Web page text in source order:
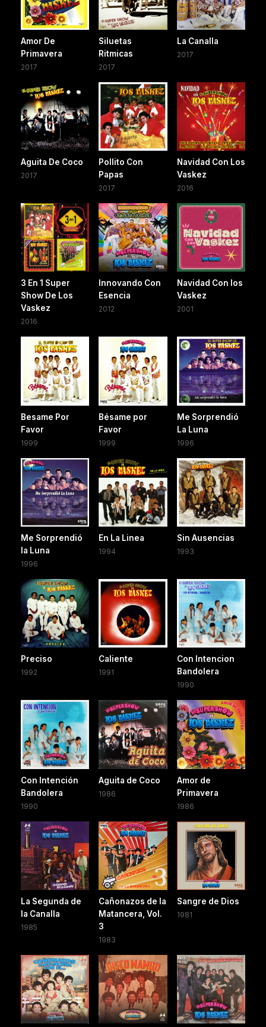
Amor De
Primavera
2017
Siluetas
Ritmicas
2017
La Canalla
2017
Aguita De Coco
2017
Pollito Con
Papas
2017
Navidad Con Los
Vaskez
2016
3 En 1 Super
Show De Los
Vaskez
2016
Innovando Con
Esencia
2012
Navidad Con los
Vaskez
2001
Besame Por
Favor
1999
Bésame por
Favor
1999
Me Sorprendió
La Luna
1996
Me Sorprendió
la Luna
1996
En La Linea
1994
Sin Ausencias
1993
Preciso
1992
Caliente
1991
Con Intencion
Bandolera
1990
Con Intención
Bandolera
1990
Aguita de Coco
1986
Amor de
Primavera
1986
La Segunda de
la Canalla
1985
Cañonazos de la
Matancera, Vol.
3
1983
Sangre de Dios
1981